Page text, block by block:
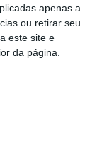
apenas a
ou retirar seu
este site e
da página.
clássico